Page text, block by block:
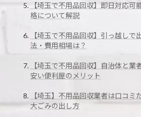
【埼玉で不用品回収】即日対応可
格について解説
【埼玉で不用品回収】引っ越しで
法・費用相場は？
【埼玉で不用品回収】自治体と業
安い便利屋のメリット
【埼玉】不用品回収業者は口コミ
大ごみの出し方